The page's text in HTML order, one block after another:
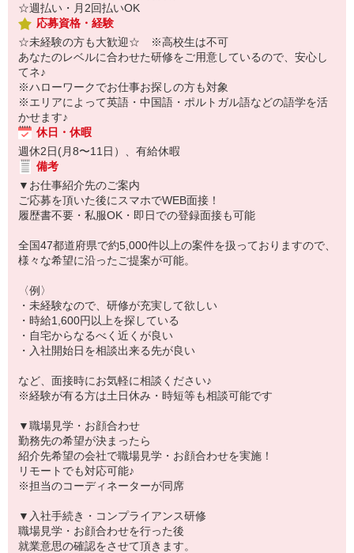
☆週払い・月2回払いOK
応募資格・経験
☆未経験の方も大歓迎☆ ※高校生は不可
あなたのレベルに合わせた研修をご用意しているので、安心し
てネ♪
※ハローワークでお仕事お探しの方も対象
※エリアによって英語・中国語・ポルトガル語などの語学を活
かせます♪
休日・休暇
週休2日(月8〜11日）、有給休暇
備考
▼お仕事紹介先のご案内
ご応募を頂いた後にスマホでWEB面接！
履歴書不要・私服OK・即日での登録面接も可能
全国47都道府県で約5,000件以上の案件を扱っておりますので、
様々な希望に沿ったご提案が可能。
〈例〉
・未経験なので、研修が充実して欲しい
・時給1,600円以上を探している
・自宅からなるべく近くが良い
・入社開始日を相談出来る先が良い
など、面接時にお気軽に相談ください♪
※経験が有る方は土日休み・時短等も相談可能です
▼職場見学・お顔合わせ
勤務先の希望が決まったら
紹介先希望の会社で職場見学・お顔合わせを実施！
リモートでも対応可能♪
※担当のコーディネーターが同席
▼入社手続き・コンプライアンス研修
職場見学・お顔合わせを行った後
就業意思の確認をさせて頂きます。